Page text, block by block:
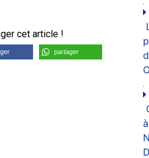
cet article !
partager
à